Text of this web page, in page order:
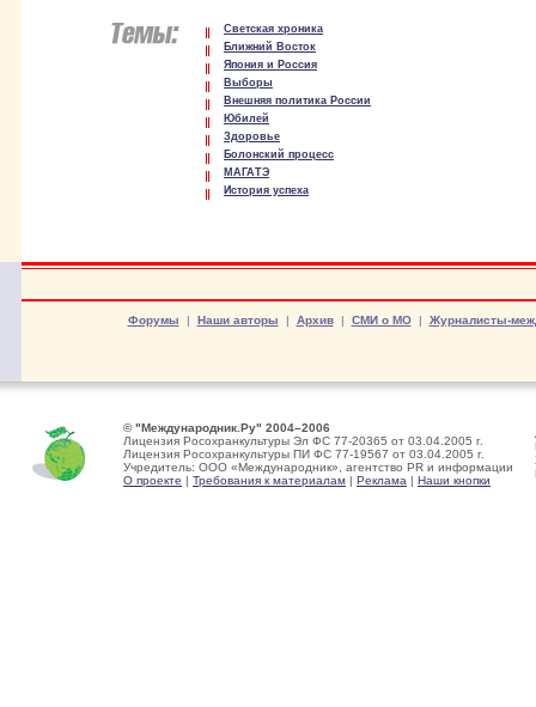
Светская хроника
Ближний Восток
Япония и Россия
Выборы
Внешняя политика России
Юбилей
Здоровье
Болонский процесс
МАГАТЭ
История успеха
Форумы | Наши авторы | Архив| СМИ о МО| Журналисты-
© "Международник.Ру" 2004–2006
Лицензия Росохранкультуры Эл ФС 77-20365 от 03.04.2005 г.
Лицензия Росохранкультуры ПИ ФС 77-19567 от 03.04.2005 г.
Учредитель: ООО «Международник», агентство PR и информации
О проекте | Требования к материалам | Реклама | Наши кнопки